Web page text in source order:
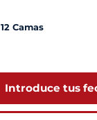
12 Camas
Introduce tus